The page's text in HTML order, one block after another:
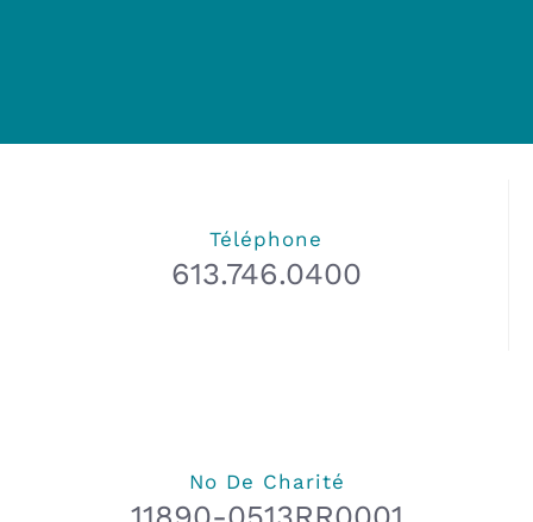
Téléphone
613.746.0400
No De Charité